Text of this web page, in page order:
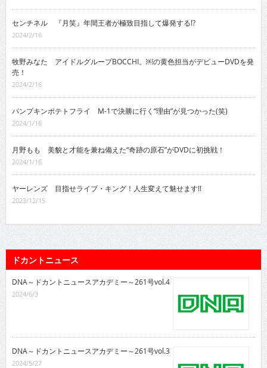
センチネル 『月笑』年間王者が極致目指して爆発する!?
2024/2/16
牧野みなた アイドルグループBOCCHI。￼の黄色担当がデビューDVDを発
売！
2024/2/16
パンプキンポテトフライ M-1で決勝に行く“理由”が見つかった(笑)
2024/1/16
月野もも 美貌と才能を兼ね備えた“奇跡の原石”がDVDに初挑戦！
2024/1/16
ヤーレンズ 目指せライブ・キング！人生変えて魅せます!!
2023/12/15
ドカントニュース
DNA～ドカントニュースアカデミー～261号vol.4
2024/6/3
DNA～ドカントニュースアカデミー～261号vol.3
2024/5/27